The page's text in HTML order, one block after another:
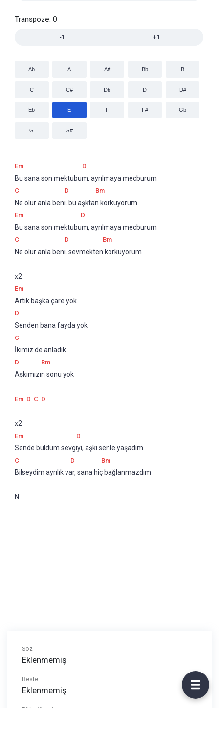
Transpoze: 0
+1
-1
Ab A A# Bb B
C C# Db D D#
Eb E F F# Gb
G G#
Em D
Bu sana son mektubum, ayrılmaya mecburum
C D Bm
Ne olur anla beni, bu aşktan korkuyorum
Em D
Bu sana son mektubum, ayrılmaya mecburum
C D Bm
Ne olur anla beni, sevmekten korkuyorum
x2
Em
Artık başka çare yok
D
Senden bana fayda yok
C
İkimiz de anladık
D Bm
Aşkımızın sonu yok
Em D C D
x2
Em D
Sende buldum sevgiyi, aşkı senle yaşadım
C D Bm
Bilseydim ayrılık var, sana hiç bağlanmazdım
N
Söz
Eklenmemiş
Beste
Eklenmemiş
Ritim/Arpej